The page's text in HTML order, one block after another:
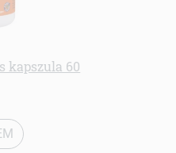
kapszula 60